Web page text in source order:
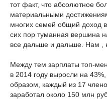
тот факт, что абсолютное
материальными
многих семей общий доход
сих пор туманная вершина
все дальше и дальше. Нам ,
Между тем зарплаты топ-
в 2014 году выросли на
образом, каждый из 17
заработал около 150 млн